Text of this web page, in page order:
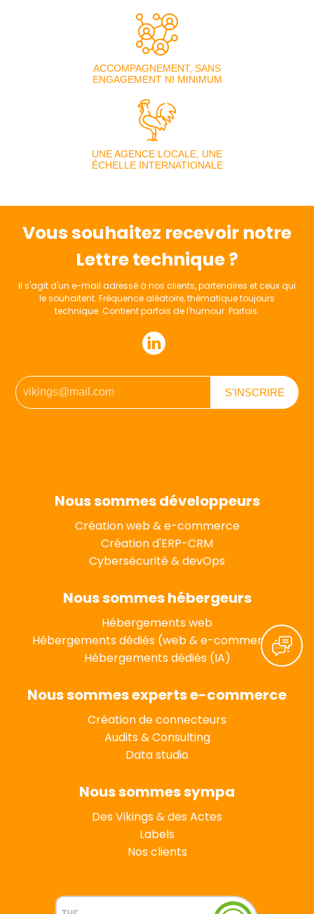
ACCOMPAGNEMENT, SANS
ENGAGEMENT NI MINIMUM
UNE AGENCE LOCALE, UNE
ÉCHELLE INTERNATIONALE
Vous souhaitez recevoir notre
Lettre technique ?
Il s'agit d'un e-mail adressé à nos clients, partenaires et ceux qui
le souhaitent. Fréquence aléatoire, thématique toujours
technique. Contient parfois de l'humour. Parfois.
Nous sommes développeurs
Création web & e-commerce
Création d'ERP-CRM
Cybersécurité & devOps
Nous sommes hébergeurs
Hébergements web
Hébergements dédiés (web & e-commerce)
Hébergements dédiés (IA)
Nous sommes experts e-commerce
Création de connecteurs
Audits & Consulting
Data studio
Nous sommes sympa
Des Vikings & des Actes
Labels
Nos clients